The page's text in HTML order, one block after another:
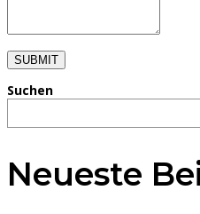
SUBMIT
Suchen
Neueste